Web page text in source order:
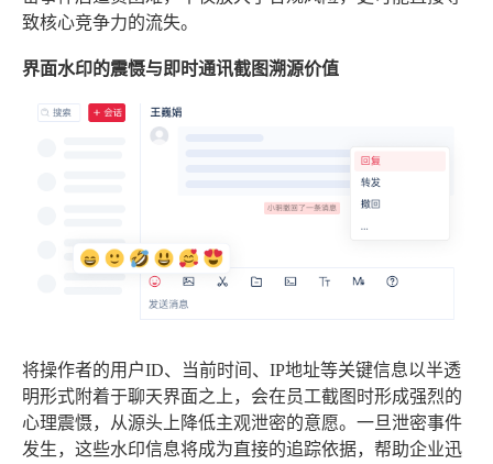
致核心竞争力的流失。
界面水印的震慑与即时通讯截图溯源价值
将操作者的用户ID、当前时间、IP地址等关键信息以半透
明形式附着于聊天界面之上，会在员工截图时形成强烈的
心理震慑，从源头上降低主观泄密的意愿。一旦泄密事件
发生，这些水印信息将成为直接的追踪依据，帮助企业迅